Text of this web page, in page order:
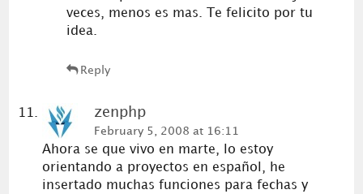
veces, menos es mas. Te felicito por tu
idea.
Reply
zenphp
February 5, 2008 at 16:11
Ahora se que vivo en marte, lo estoy
orientando a proyectos en español, he
insertado muchas funciones para fechas y